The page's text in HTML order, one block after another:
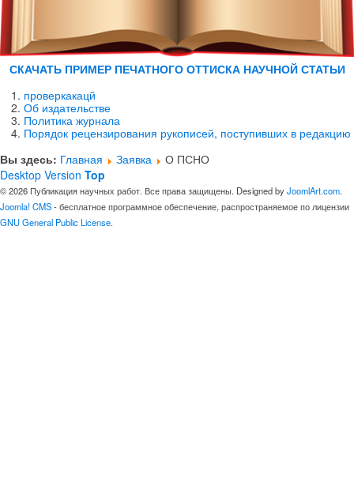
СКАЧАТЬ ПРИМЕР ПЕЧАТНОГО ОТТИСКА НАУЧНОЙ СТАТЬИ
проверкакацй
Об издательстве
Политика журнала
Порядок рецензирования рукописей, поступивших в редакцию
Вы здесь: Главная Заявка
О ПСНО
Desktop Version Top
© 2026 Публикация научных работ. Все права защищены. Designed byJoomlArt.com.
Joomla! CMS- бесплатное программное обеспечение, распространяемое по лицензии
GNU General Public License.